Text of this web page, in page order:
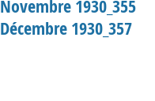
Novembre 1930_355
Décembre 1930_357